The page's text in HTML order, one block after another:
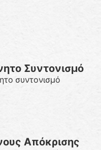
Συντονισμό
συντονισμό
Απόκρισης